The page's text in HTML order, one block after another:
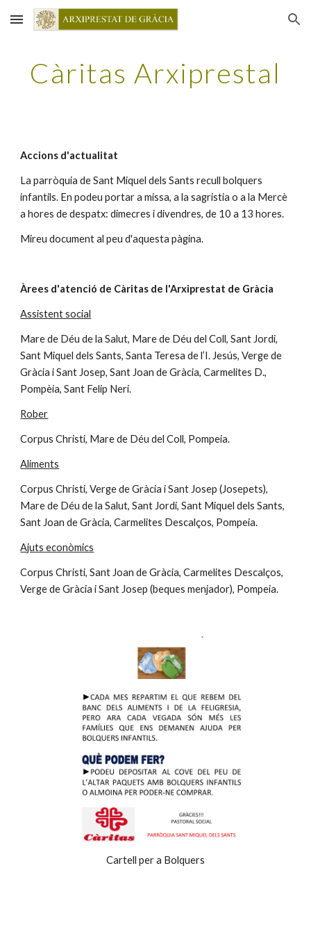
Skip to main content Skip to navigation
Càritas Arxiprestal
Accions d'actualitat
La parròquia de Sant Miquel dels Sants recull bolquers
infantils. En podeu portar a missa, a la sagristia o a la Mercè
a hores de despatx: dimecres i divendres, de 10 a 13 hores.
Mireu document al peu d'aquesta pàgina.
Àrees d'atenció de Càritas de l'Arxiprestat de Gràcia
Assistent social
Mare de Déu de la Salut, Mare de Déu del Coll, Sant Jordi,
Sant Miquel dels Sants, Santa Teresa de l’I. Jesús, Verge de
Gràcia i Sant Josep, Sant Joan de Gràcia, Carmelites D.,
Pompèia, Sant Felip Neri.
Rober
Corpus Christi, Mare de Déu del Coll, Pompeia.
Aliments
Corpus Christi, Verge de Gràcia i Sant Josep (Josepets),
Mare de Déu de la Salut, Sant Jordi, Sant Miquel dels Sants,
Sant Joan de Gràcia, Carmelites Descalços, Pompeia.
Ajuts econòmics
Corpus Christi, Sant Joan de Gràcia, Carmelites Descalços,
Verge de Gràcia i Sant Josep (beques menjador), Pompeia.
Cartell per a Bolquers